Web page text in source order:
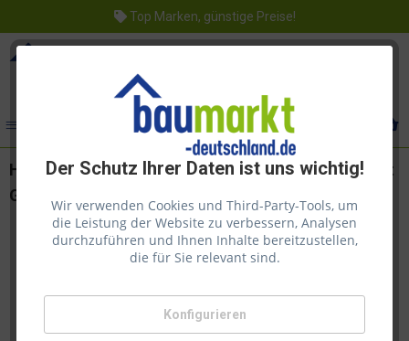
Top Marken, günstige Preise!
Der Schutz Ihrer Daten ist uns wichtig!
Wir verwenden Cookies und Third-Party-Tools, um
die Leistung der Website zu verbessern, Analysen
durchzuführen und Ihnen Inhalte bereitzustellen,
die für Sie relevant sind.
Konfigurieren
Hochbeet Ida von Nordje 1200 x 1200 x 400 mm mit
Geotextilvlies Kiefer kesseldruckimprägnierung